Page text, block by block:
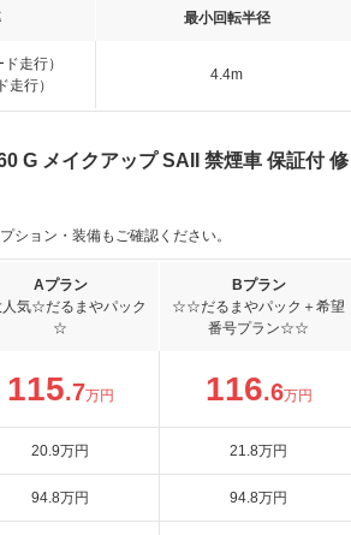
最小回転半径
走行）
走行）
4.4m
G メイクアップ SAII 禁煙車 保証付 修
ョン・装備もご確認ください。
Aプラン
気☆だるまやパック
☆
Bプラン
☆☆だるまやパック＋希望
番号プラン☆☆
115.7万円 116.6万円
20.9万円 21.8万円
94.8万円 94.8万円